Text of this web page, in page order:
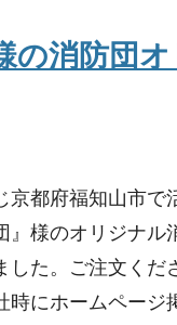
の消防団
京都府福知山市で
』様のオリジナ
した。ご注文くだ
時にホームペー